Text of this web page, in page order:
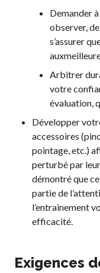
Pickleball Brackets –
Fournisseur de
solutions logicielles
Auto-évaluation des
compétence
Informations sur le
programme
d’arbitrage
Adhésion –
Demander
observer,
s’assurer
Arbitrer
votre
évaluation,
Développer
accessoires
pointage, etc.)
perturbé par
démontré que
partie de
l’entrainement
efficacité.
Exigences